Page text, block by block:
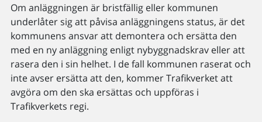
Om anläggningen är bristfällig eller kommunen
underlåter sig att påvisa anläggningens status, är det
kommunens ansvar att demontera och ersätta den
med en ny anläggning enligt nybyggnadskrav eller att
rasera den i sin helhet. I de fall kommunen raserat och
inte avser ersätta att den, kommer Trafikverket att
avgöra om den ska ersättas och uppföras i
Trafikverkets regi.